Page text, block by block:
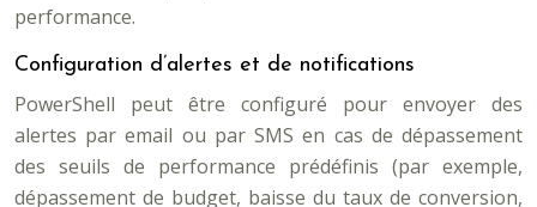
performance.
Configuration d’alertes et de notifications
PowerShell peut être configuré pour envoyer des
alertes par email ou par SMS en cas de dépassement
des seuils de performance prédéfinis (par exemple,
dépassement de budget, baisse du taux de conversion,